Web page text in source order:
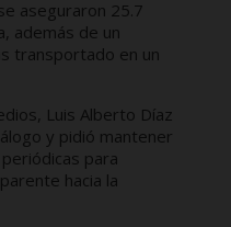
aseguraron 25.7
además de un
transportado en un
Luis Alberto Díaz
y pidió mantener
para
hacia la